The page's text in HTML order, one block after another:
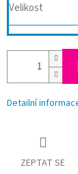
Velikost
Detailní
ZEPTAT SE